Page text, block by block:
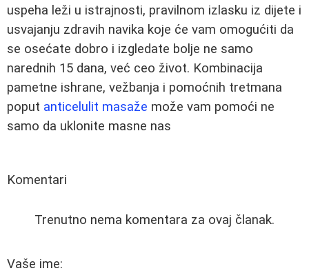
uspeha leži u istrajnosti, pravilnom izlasku iz dijete i
usvajanju zdravih navika koje će vam omogućiti da
se osećate dobro i izgledate bolje ne samo
narednih 15 dana, već ceo život. Kombinacija
pametne ishrane, vežbanja i pomoćnih tretmana
poput anticelulit masaže može vam pomoći ne
samo da uklonite masne nas
Komentari
Trenutno nema komentara za ovaj članak.
Vaše ime: